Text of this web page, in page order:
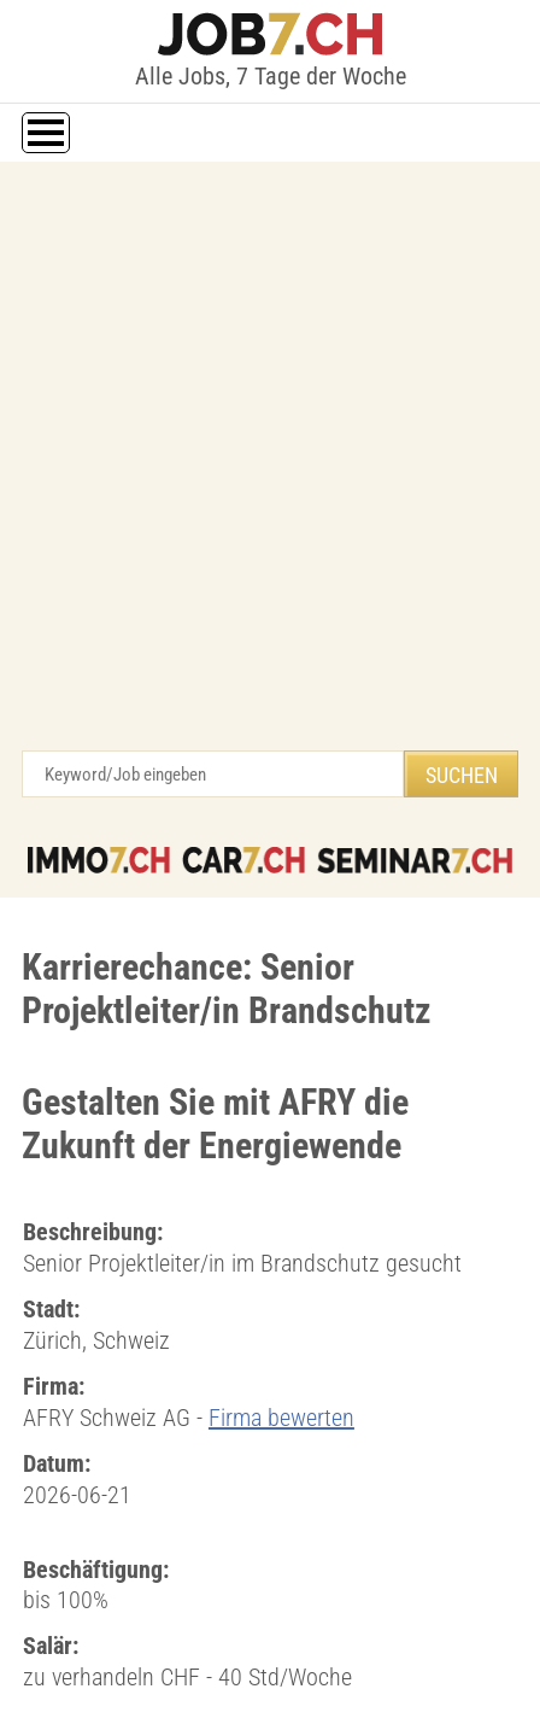
Alle Jobs, 7 Tage der Woche
Karrierechance: Senior
Projektleiter/in Brandschutz
Gestalten Sie mit AFRY die
Zukunft der Energiewende
Beschreibung:
Senior Projektleiter/in im Brandschutz gesucht
Stadt:
Zürich, Schweiz
Firma:
AFRY Schweiz AG - Firma bewerten
Datum:
2026-06-21
Beschäftigung:
bis 100%
Salär:
zu verhandeln CHF - 40 Std/Woche